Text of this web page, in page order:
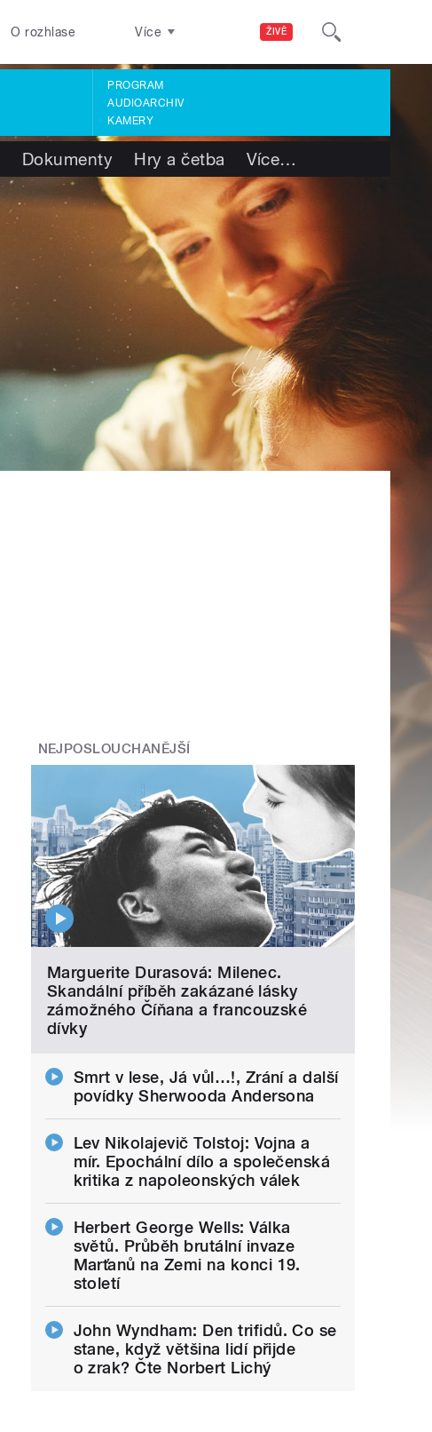
ŽIVĚ
O rozhlase Více
PROGRAM
AUDIOARCHIV
KAMERY
Dokumenty Hry a četba Více…
NEJPOSLOUCHANĚJŠÍ
Marguerite Durasová: Milenec.
Skandální příběh zakázané lásky
zámožného Číňana a francouzské
dívky
Smrt v lese, Já vůl…!, Zrání a další
povídky Sherwooda Andersona
Lev Nikolajevič Tolstoj: Vojna a
mír. Epochální dílo a společenská
kritika z napoleonských válek
Herbert George Wells: Válka
světů. Průběh brutální invaze
Marťanů na Zemi na konci 19.
století
John Wyndham: Den trifidů. Co se
stane, když většina lidí přijde
o zrak? Čte Norbert Lichý